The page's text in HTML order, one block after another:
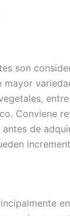
son
Conviene
de